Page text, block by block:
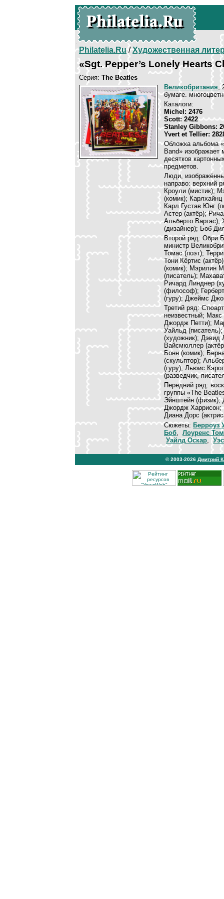
Philatelia.Ru/Художественная
«Sgt. Pepper’s Lonely Hearts
Серия: The Beatles
Великобритания,
бумаге.
Каталоги:
Michel: 2476
Scott: 2422
Stanley Gibbons:
Yvert et Tellier:
Обложка альбома
Band» изображает
десятков
предметов.
Люди,
направо: верхний
Кроули (мистик);
(комик);
Карл Густав Юнг
Астер (актёр);
Альберто Варгас);
(дизайнер); Боб
Второй ряд: Обри
министр
Томас (поэт);
Тони Кёртис
(комик); Мэрилин
(писатель);
Ричард Линднер
(философ);
(гуру); Джеймс
Третий ряд:
неизвестный;
Джордж Петти);
Уайльд
(художник); Дэвид
Вайсмюллер
Бонн (комик);
(скульптор);
(гуру); Льюис
(разведчик,
Передний ряд:
группы «The
Эйнштейн (физик);
Джордж Харрисон;
Диана Дорс
Сюжеты: Берроуз
Боб, Лоуренс
Уайлд Оскар,
© 2003-2026 Дмитрий